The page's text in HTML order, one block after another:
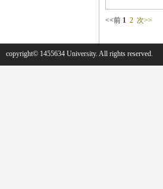
<<前 1 2 次>>
copyright© 1455634 University. All rights reserved.